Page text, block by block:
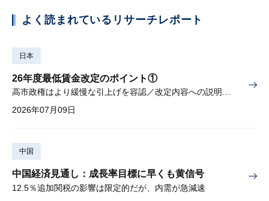
よく読まれているリサーチレポート
日本
26年度最低賃金改定のポイント①
高市政権はより緩慢な引上げを容認／改定内容への説明責任が焦点
2026年07月09日
中国
中国経済見通し：成長率目標に早くも黄信号
12.5％追加関税の影響は限定的だが、内需が急減速